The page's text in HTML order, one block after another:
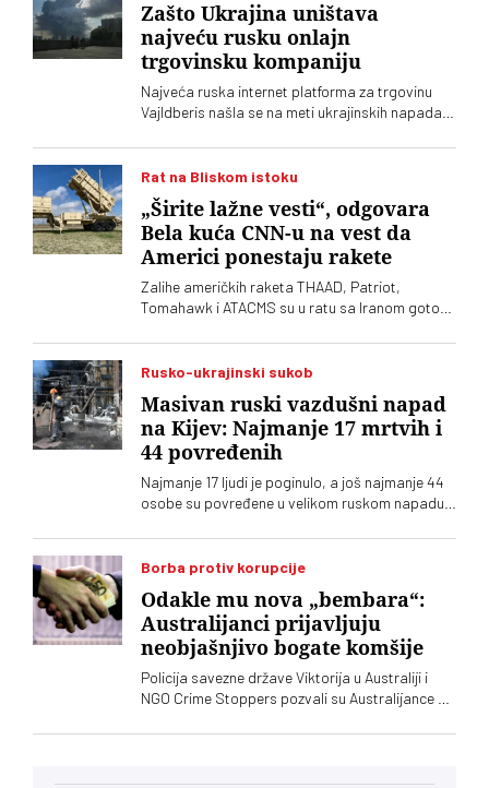
Zašto Ukrajina uništava
najveću rusku onlajn
trgovinsku kompaniju
Najveća ruska internet platforma za trgovinu
Vajldberis našla se na meti ukrajinskih napada
pogođeno 12 od 15 najvećih skladišta
kompanije, što bi moglo da ima ozbiljne
posledice po njeno poslovanje
Rat na Bliskom istoku
„Širite lažne vesti“, odgovara
Bela kuća CNN-u na vest da
Americi ponestaju rakete
Zalihe američkih raketa THAAD, Patriot,
Tomahawk i ATACMS su u ratu sa Iranom gotovo
Pentagonu
Rusko-ukrajinski sukob
Masivan ruski vazdušni napad
na Kijev: Najmanje 17 mrtvih i
44 povređenih
Najmanje 17 ljudi je poginulo, a još najmanje 44
osobe su povređene u velikom ruskom napadu
okolinu, saopštile su ukrajinske vlasti
Borba protiv korupcije
Odakle mu nova „bembara“:
Australijanci prijavljuju
neobjašnjivo bogate komšije
Policija savezne države Viktorija u Australiji i
NGO Crime Stoppers pozvali su Australijance da
slične mere protiv "neobjašnjivog bogatstva"